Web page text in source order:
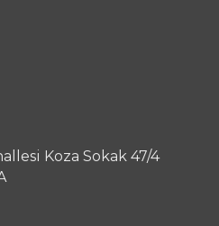
Koza Sokak 47/4